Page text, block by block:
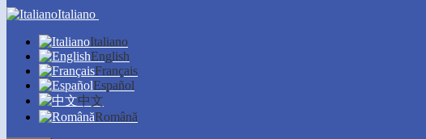
Italiano
Italiano
English
Français
Español
中文
Română